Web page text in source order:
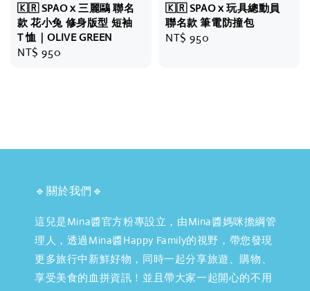
🇰🇷 SPAO x 三麗鷗 聯名
款 花小兔 修身版型 短袖
T 恤｜OLIVE GREEN
Regular
NT$ 950
🇰🇷 SPAO x 玩具總動員
聯名款 筆電防撞包
Regular
NT$ 950
🔹關於我們🔹
這兒是Mina醬官方粉專設立，由Mina醬媽咪擔綱管
理人，透過Mina醬Happy Family的視野，帶您發現
更多旅行中新鮮好物，同時一起分享旅遊、購物、
享受美食的血拼資訊！並且帶大家一起開心的不用